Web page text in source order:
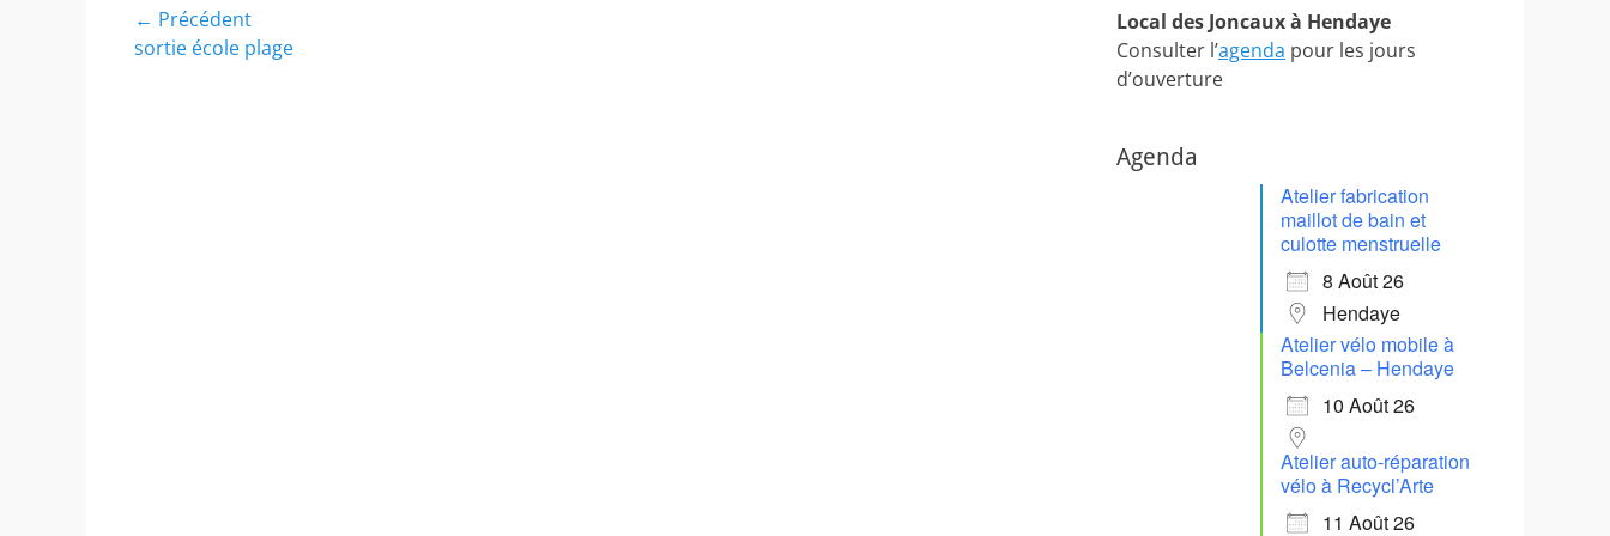
Navigation
de
← Précédent
Article
sortie école plage
Local des Joncaux à Hendaye
Consulter l’agenda pour les jours
d’ouverture
Agenda
Atelier fabrication
maillot de bain et
culotte menstruelle
8 Août 26
Hendaye
Atelier vélo mobile à
Belcenia – Hendaye
10 Août 26
Atelier auto-réparation
vélo à Recycl’Arte
11 Août 26